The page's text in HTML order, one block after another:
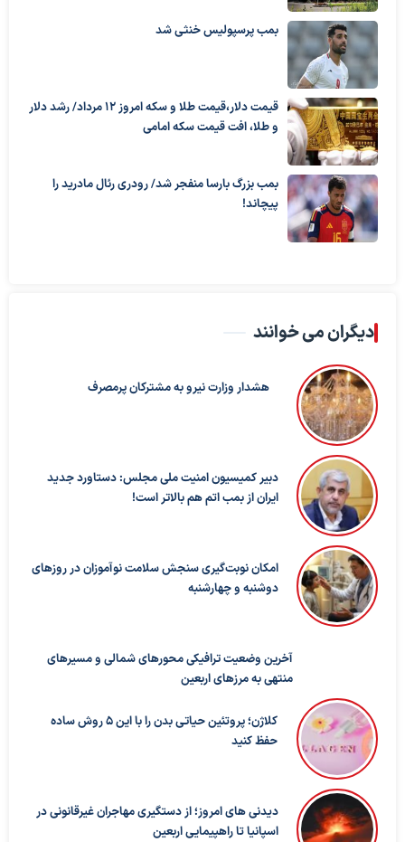
بمب پرسپولیس خنثی شد
قیمت دلار،قیمت طلا و سکه امروز ۱۲ مرداد/ رشد دلار
و طلا، افت قیمت سکه امامی
بمب بزرگ بارسا منفجر شد/ رودری رئال مادرید را
پیچاند!
دیگران می خوانند
هشدار وزارت نیرو به مشترکان پرمصرف
دبیر کمیسیون امنیت ملی مجلس: دستاورد جدید
ایران از بمب اتم هم بالاتر است!
امکان نوبت‌گیری سنجش سلامت نوآموزان در روزهای
دوشنبه و چهارشنبه
آخرین وضعیت ترافیکی محورهای شمالی و مسیرهای
منتهی به مرزهای اربعین
کلاژن؛ پروتئین حیاتی بدن را با این ۵ روش ساده
حفظ کنید
دیدنی های امروز؛ از دستگیری مهاجران غیرقانونی در
اسپانیا تا راهپیمایی اربعین